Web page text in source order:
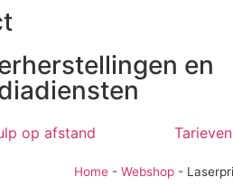
en
op afstand Tarieven
Home - Webshop -